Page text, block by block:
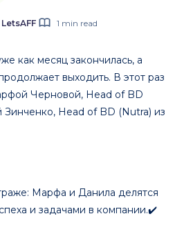
LetsAFF 1 min read
как месяц закончилась, а
выходить. В этот раз
Черновой, Head of BD
Зинченко, Head of BD (Nutra) из
Марфа и Данила делятся
и задачами в компании.✔️